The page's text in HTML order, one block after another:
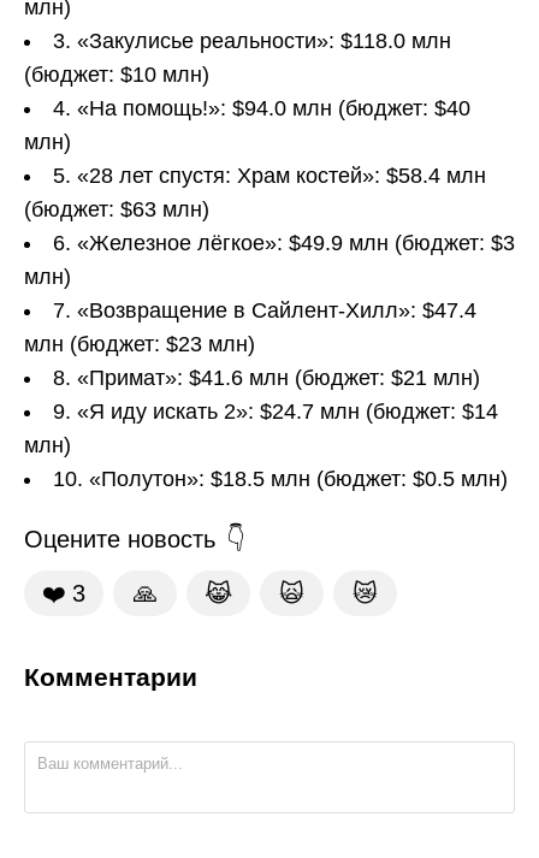
млн)
3. «Закулисье реальности»: $118.0 млн
(бюджет: $10 млн)
4. «На помощь!»: $94.0 млн (бюджет: $40
млн)
5. «28 лет спустя: Храм костей»: $58.4 млн
(бюджет: $63 млн)
6. «Железное лёгкое»: $49.9 млн (бюджет: $3
млн)
7. «Возвращение в Сайлент-Хилл»: $47.4
млн (бюджет: $23 млн)
8. «Примат»: $41.6 млн (бюджет: $21 млн)
9. «Я иду искать 2»: $24.7 млн (бюджет: $14
млн)
10. «Полутон»: $18.5 млн (бюджет: $0.5 млн)
Оцените новость
❤️ 3 🙏 😹 🙀 😿
Комментарии